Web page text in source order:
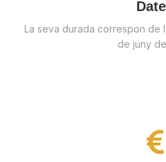
La seva durada correspon de
de juny